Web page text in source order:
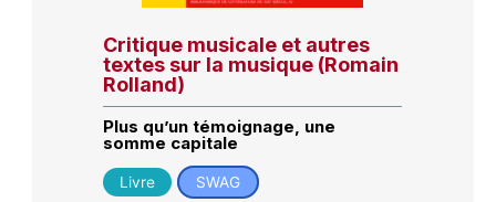
Critique musicale et autres
textes sur la musique (Romain
Rolland)
Plus qu’un témoignage, une
somme capitale
Livre SWAG